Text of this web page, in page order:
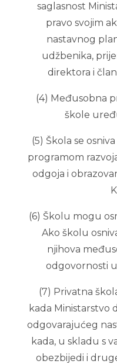
saglasnost
pravo svojim
nastavnog
udžbenika,
direktora i
(4) Međusobna
škole
(5) Škola se
programom
odgoja i
(6) Školu mogu
Ako školu
njihova
odgovornosti
(7) Privatna
kada Ministarstvo
odgovarajućeg
kada, u skladu s
obezbijedi i